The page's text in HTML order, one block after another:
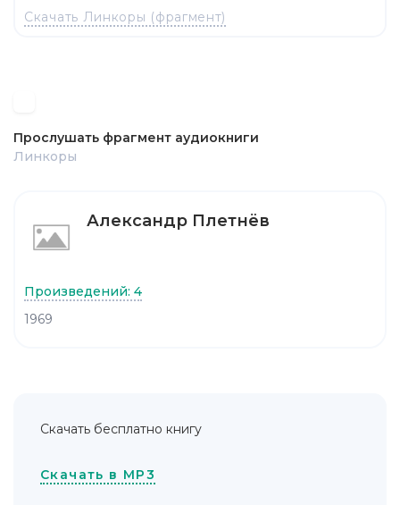
Скачать Линкоры (фрагмент)
Прослушать фрагмент аудиокниги
Линкоры
Александр Плетнёв
Произведений: 4
1969
Скачать бесплатно книгу
Скачать в MP3